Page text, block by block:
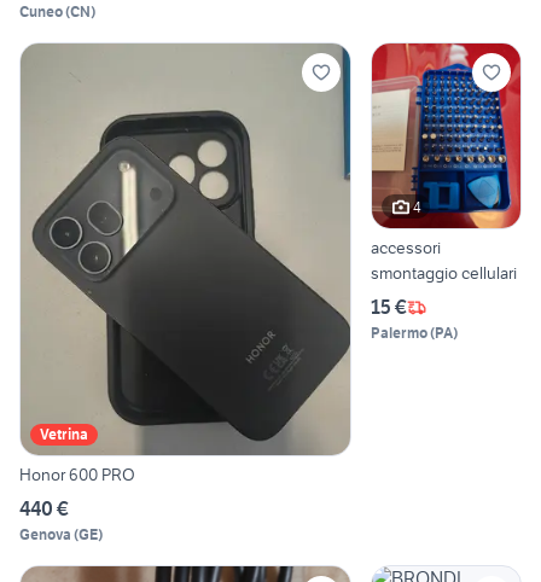
Cuneo(CN)
Vetrina
Honor 600 PRO
440 €
Genova (GE)
4
accessori
smontaggio cellulari
15 €
Palermo(PA)